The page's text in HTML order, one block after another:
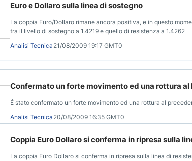
Euro e Dollaro sulla linea di sostegno
La coppia Euro/Dollaro rimane ancora positiva, e in questo
tra il livello di sostegno a 1.4219 e quello di resistenza a 1.4262
Analisi Tecnica 21/08/2009 19:17 GMT0
Confermato un forte movimento ed una rottura
É stato confermato un forte movimento ed una rottura al
Analisi Tecnica 20/08/2009 16:35 GMT0
Coppia Euro Dollaro si conferma in ripresa sulla
La coppia Euro Dollaro si conferma in ripresa sulla linea di